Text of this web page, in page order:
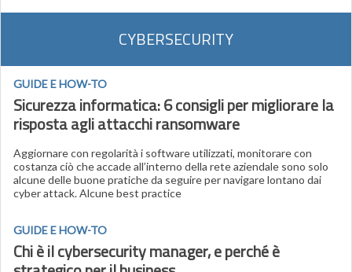
CYBERSECURITY
GUIDE E HOW-TO
Sicurezza informatica: 6 consigli per migliorare la
risposta agli attacchi ransomware
Aggiornare con regolarità i software utilizzati, monitorare con
costanza ciò che accade all’interno della rete aziendale sono solo
alcune delle buone pratiche da seguire per navigare lontano dai
cyber attack. Alcune best practice
GUIDE E HOW-TO
Chi è il cybersecurity manager, e perché è